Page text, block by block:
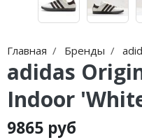
Главная Бренды
adidas
Indoor
9865 руб
Air Jordan 312
Air Jordan 40
Air Jordan 39
Nike Shox
Nike Blazer
Nike P-6000